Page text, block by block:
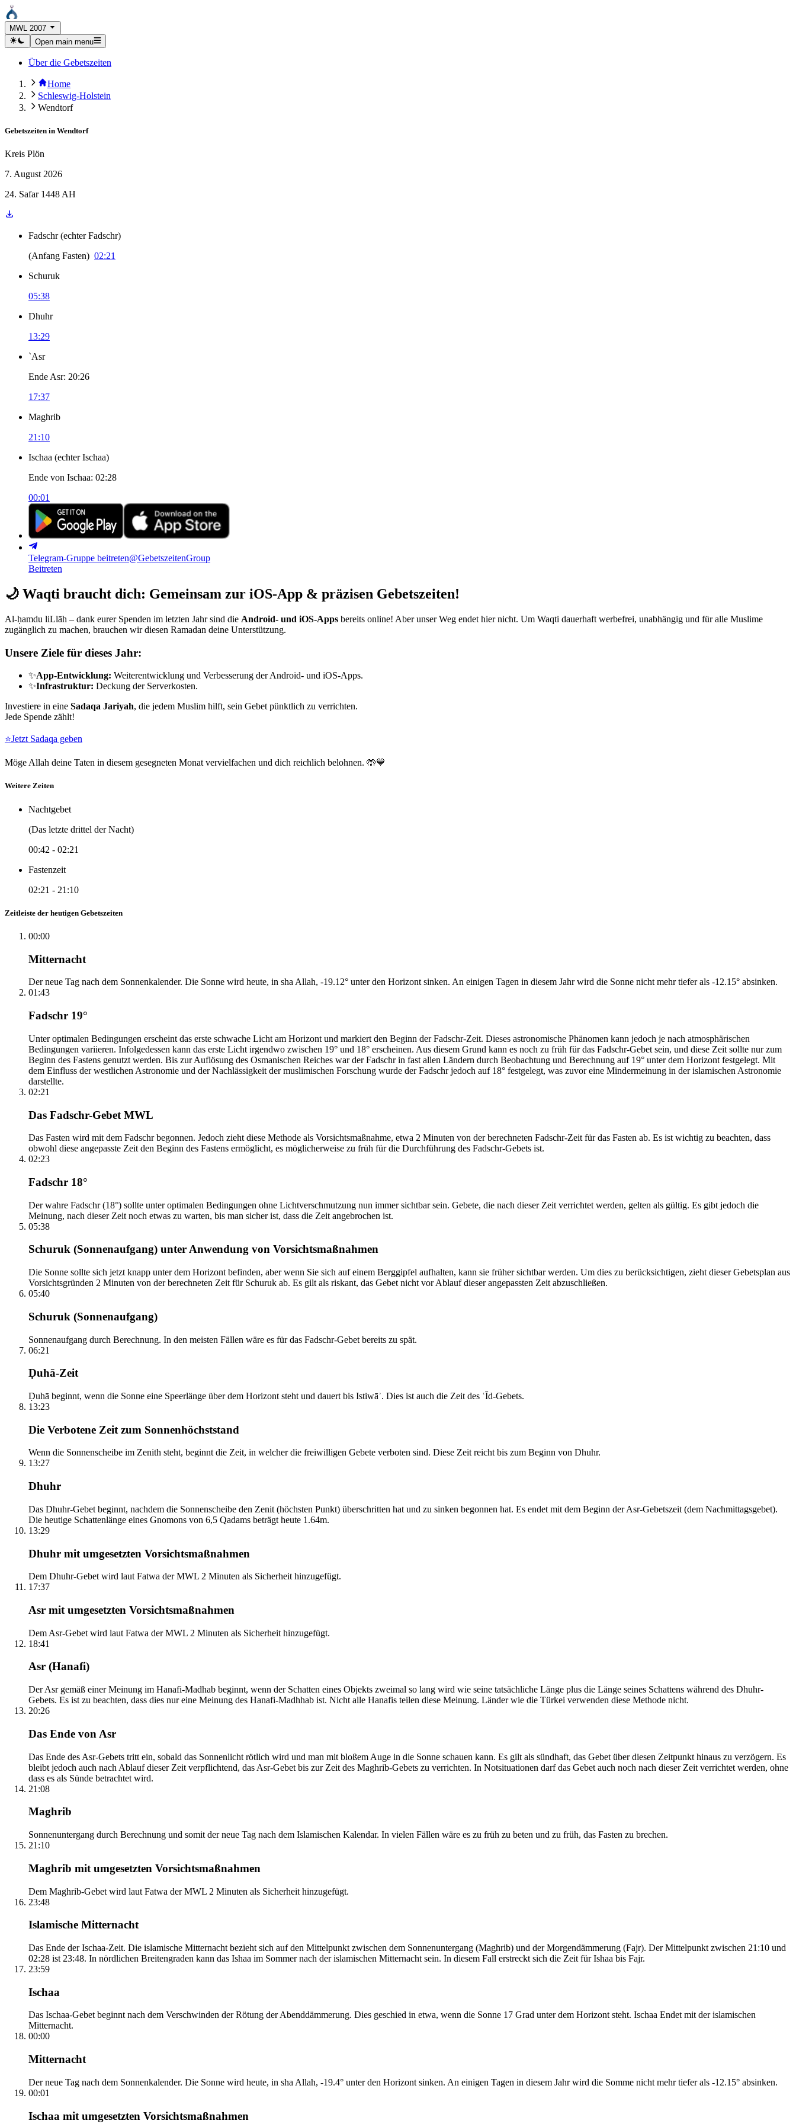
MWL 2007
Open main menu
Über die Gebetszeiten
Home
Schleswig-Holstein
Wendtorf
Gebetszeiten in Wendtorf
Kreis Plön
7. August 2026
24. Safar 1448 AH
Fadschr (echter Fadschr)
(Anfang Fasten) 02:21
Schuruk
05:38
Dhuhr
13:29
`Asr
Ende Asr: 20:26
17:37
Maghrib
21:10
Ischaa (echter Ischaa)
Ende von Ischaa: 02:28
00:01
Telegram-Gruppe beitreten@GebetszeitenGroup
Beitreten
🌙 Waqti braucht dich: Gemeinsam zur iOS-App & präzisen Gebetszeiten!
Al-ḥamdu liLlāh – dank eurer Spenden im letzten Jahr sind die Android- und iOS-Apps bereits online! Aber unser Weg endet hier nicht. Um Waqti dauerhaft werbefrei, unabhängig und für alle Muslime
zugänglich zu machen, brauchen wir diesen Ramadan deine Unterstützung.
Unsere Ziele für dieses Jahr:
✨App-Entwicklung: Weiterentwicklung und Verbesserung der Android- und iOS-Apps.
✨Infrastruktur: Deckung der Serverkosten.
Investiere in eine Sadaqa Jariyah, die jedem Muslim hilft, sein Gebet pünktlich zu verrichten.
Jede Spende zählt!
⭐Jetzt Sadaqa geben
Möge Allah deine Taten in diesem gesegneten Monat vervielfachen und dich reichlich belohnen. 🤲💙
Weitere Zeiten
Nachtgebet
(Das letzte drittel der Nacht)
00:42 - 02:21
Fastenzeit
02:21 - 21:10
Zeitleiste der heutigen Gebetszeiten
00:00
Mitternacht
Der neue Tag nach dem Sonnenkalender. Die Sonne wird heute, in sha Allah, -19.12° unter den Horizont sinken. An einigen Tagen in diesem Jahr wird die Sonne nicht mehr tiefer als -12.15° absinken.
01:43
Fadschr 19°
Unter optimalen Bedingungen erscheint das erste schwache Licht am Horizont und markiert den Beginn der Fadschr-Zeit. Dieses astronomische Phänomen kann jedoch je nach atmosphärischen
Bedingungen variieren. Infolgedessen kann das erste Licht irgendwo zwischen 19° und 18° erscheinen. Aus diesem Grund kann es noch zu früh für das Fadschr-Gebet sein, und diese Zeit sollte nur zum
Beginn des Fastens genutzt werden. Bis zur Auflösung des Osmanischen Reiches war der Fadschr in fast allen Ländern durch Beobachtung und Berechnung auf 19° unter dem Horizont festgelegt. Mit
dem Einfluss der westlichen Astronomie und der Nachlässigkeit der muslimischen Forschung wurde der Fadschr jedoch auf 18° festgelegt, was zuvor eine Mindermeinung in der islamischen Astronomie
darstellte.
02:21
Das Fadschr-Gebet MWL
Das Fasten wird mit dem Fadschr begonnen. Jedoch zieht diese Methode als Vorsichtsmaßnahme, etwa 2 Minuten von der berechneten Fadschr-Zeit für das Fasten ab. Es ist wichtig zu beachten, dass
obwohl diese angepasste Zeit den Beginn des Fastens ermöglicht, es möglicherweise zu früh für die Durchführung des Fadschr-Gebets ist.
02:23
Fadschr 18°
Der wahre Fadschr (18°) sollte unter optimalen Bedingungen ohne Lichtverschmutzung nun immer sichtbar sein. Gebete, die nach dieser Zeit verrichtet werden, gelten als gültig. Es gibt jedoch die
Meinung, nach dieser Zeit noch etwas zu warten, bis man sicher ist, dass die Zeit angebrochen ist.
05:38
Schuruk (Sonnenaufgang) unter Anwendung von Vorsichtsmaßnahmen
Die Sonne sollte sich jetzt knapp unter dem Horizont befinden, aber wenn Sie sich auf einem Berggipfel aufhalten, kann sie früher sichtbar werden. Um dies zu berücksichtigen, zieht dieser Gebetsplan aus
Vorsichtsgründen 2 Minuten von der berechneten Zeit für Schuruk ab. Es gilt als riskant, das Gebet nicht vor Ablauf dieser angepassten Zeit abzuschließen.
05:40
Schuruk (Sonnenaufgang)
Sonnenaufgang durch Berechnung. In den meisten Fällen wäre es für das Fadschr-Gebet bereits zu spät.
06:21
Ḍuhā-Zeit
Ḍuhā beginnt, wenn die Sonne eine Speerlänge über dem Horizont steht und dauert bis Istiwāʾ. Dies ist auch die Zeit des ʿĪd-Gebets.
13:23
Die Verbotene Zeit zum Sonnenhöchststand
Wenn die Sonnenscheibe im Zenith steht, beginnt die Zeit, in welcher die freiwilligen Gebete verboten sind. Diese Zeit reicht bis zum Beginn von Dhuhr.
13:27
Dhuhr
Das Dhuhr-Gebet beginnt, nachdem die Sonnenscheibe den Zenit (höchsten Punkt) überschritten hat und zu sinken begonnen hat. Es endet mit dem Beginn der Asr-Gebetszeit (dem Nachmittagsgebet).
Die heutige Schattenlänge eines Gnomons von 6,5 Qadams beträgt heute 1.64m.
13:29
Dhuhr mit umgesetzten Vorsichtsmaßnahmen
Dem Dhuhr-Gebet wird laut Fatwa der MWL 2 Minuten als Sicherheit hinzugefügt.
17:37
Asr mit umgesetzten Vorsichtsmaßnahmen
Dem Asr-Gebet wird laut Fatwa der MWL 2 Minuten als Sicherheit hinzugefügt.
18:41
Asr (Hanafi)
Der Asr gemäß einer Meinung im Hanafi-Madhab beginnt, wenn der Schatten eines Objekts zweimal so lang wird wie seine tatsächliche Länge plus die Länge seines Schattens während des Dhuhr-
Gebets. Es ist zu beachten, dass dies nur eine Meinung des Hanafi-Madhhab ist. Nicht alle Hanafis teilen diese Meinung. Länder wie die Türkei verwenden diese Methode nicht.
20:26
Das Ende von Asr
Das Ende des Asr-Gebets tritt ein, sobald das Sonnenlicht rötlich wird und man mit bloßem Auge in die Sonne schauen kann. Es gilt als sündhaft, das Gebet über diesen Zeitpunkt hinaus zu verzögern. Es
bleibt jedoch auch nach Ablauf dieser Zeit verpflichtend, das Asr-Gebet bis zur Zeit des Maghrib-Gebets zu verrichten. In Notsituationen darf das Gebet auch noch nach dieser Zeit verrichtet werden, ohne
dass es als Sünde betrachtet wird.
21:08
Maghrib
Sonnenuntergang durch Berechnung und somit der neue Tag nach dem Islamischen Kalendar. In vielen Fällen wäre es zu früh zu beten und zu früh, das Fasten zu brechen.
21:10
Maghrib mit umgesetzten Vorsichtsmaßnahmen
Dem Maghrib-Gebet wird laut Fatwa der MWL 2 Minuten als Sicherheit hinzugefügt.
23:48
Islamische Mitternacht
Das Ende der Ischaa-Zeit. Die islamische Mitternacht bezieht sich auf den Mittelpunkt zwischen dem Sonnenuntergang (Maghrib) und der Morgendämmerung (Fajr). Der Mittelpunkt zwischen 21:10 und
02:28 ist 23:48. In nördlichen Breitengraden kann das Ishaa im Sommer nach der islamischen Mitternacht sein. In diesem Fall erstreckt sich die Zeit für Ishaa bis Fajr.
23:59
Ischaa
Das Ischaa-Gebet beginnt nach dem Verschwinden der Rötung der Abenddämmerung. Dies geschied in etwa, wenn die Sonne 17 Grad unter dem Horizont steht. Ischaa Endet mit der islamischen
Mitternacht.
00:00
Mitternacht
Der neue Tag nach dem Sonnenkalender. Die Sonne wird heute, in sha Allah, -19.4° unter den Horizont sinken. An einigen Tagen in diesem Jahr wird die Somme nicht mehr tiefer als -12.15° absinken.
00:01
Ischaa mit umgesetzten Vorsichtsmaßnahmen